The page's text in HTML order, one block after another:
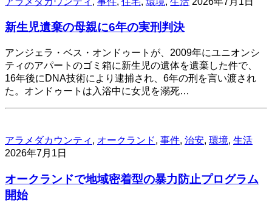
新生児遺棄の母親に6年の実刑判決
アンジェラ・ベス・オンドゥートが、2009年にユニオンシ
ティのアパートのゴミ箱に新生児の遺体を遺棄した件で、
16年後にDNA技術により逮捕され、6年の刑を言い渡され
た。オンドゥートは入浴中に女児を溺死…
アラメダカウンティ , オークランド, 事件, 治安, 環境, 生活
2026年7月1日
オークランドで地域密着型の暴力防止プログラム
開始